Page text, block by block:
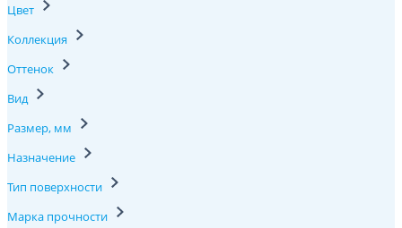
Цвет
Коллекция
Оттенок
Вид
Размер, мм
Назначение
Тип поверхности
Марка прочности